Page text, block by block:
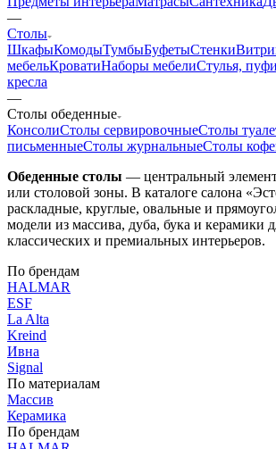
—
Столы
ШкафыКомодыТумбыБуфетыСтенки
мебельКроватиНаборы мебелиСтулья,
кресла
—
Столы обеденные
КонсолиСтолы сервировочныеСтолы
письменныеСтолы журнальныеСтолы
Обеденные столы — центральный
или столовой зоны. В каталоге салона
раскладные, круглые, овальные и
модели из массива, дуба, бука и керамики
классических и премиальных интерьеров.
По брендам
HALMAR
ESF
La Alta
Kreind
Ивна
Signal
По материалам
Массив
Керамика
По брендам